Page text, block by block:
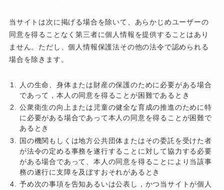
当サイトは次に掲げる場合を除いて、あらかじめユーザーの
同意を得ることなく第三者に個人情報を提供することはあり
ません。ただし、個人情報保護法その他の法令で認められる
場合を除きます。
人の生命、身体または財産の保護のために必要がある場合
であって，本人の同意を得ることが困難であるとき
公衆衛生の向上または児童の健全な育成の推進のために特
に必要がある場合であって本人の同意を得ることが困難で
あるとき
国の機関もしくは地方公共団体またはその委託を受けた者
が法令の定める事務を遂行することに対して協力する必要
がある場合であって、本人の同意を得ることにより当該事
務の遂行に支障を及ぼすおそれがあるとき
予め次の事項を告知あるいは公表し，かつ当サイトが個人